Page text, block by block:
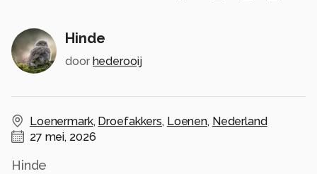
Hinde
door hederooij
Loenermark, Droefakkers, Loenen, Nederland
27 mei, 2026
Hinde